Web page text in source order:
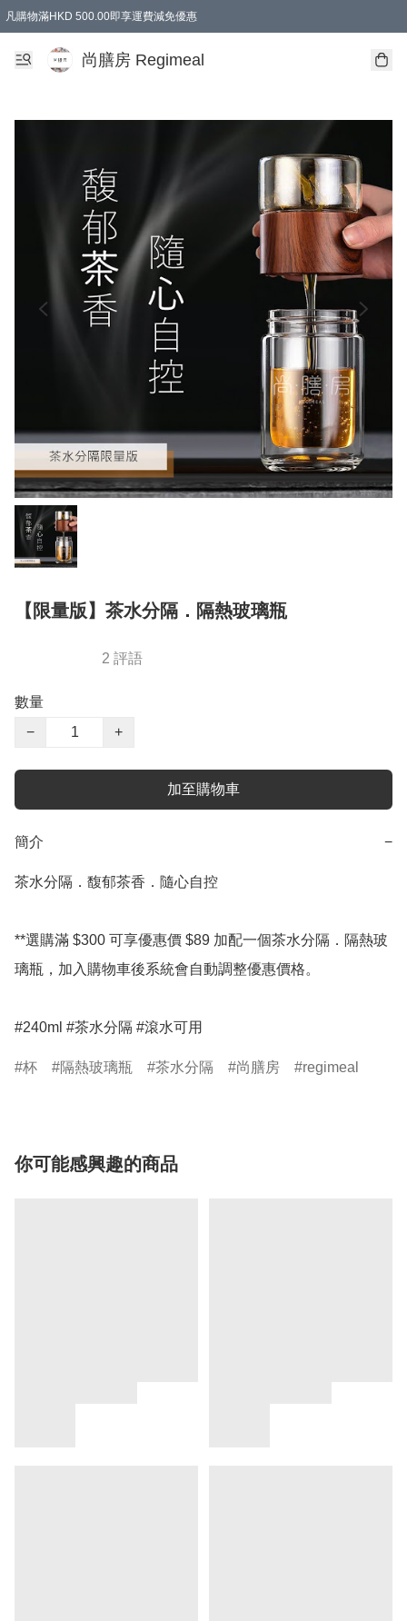
凡購物滿HKD 500.00即享運費減免優惠
尚膳房 Regimeal
【限量版】茶水分隔．隔熱玻璃瓶
2 評語
數量
−
+
加至購物車
簡介 −
茶水分隔．馥郁茶香．隨心自控
**選購滿 $300 可享優惠價 $89 加配一個茶水分隔．隔熱玻
璃瓶，加入購物車後系統會自動調整優惠價格。
#240ml #茶水分隔 #滾水可用
杯 隔熱玻璃瓶 茶水分隔 尚膳房 regimeal
你可能感興趣的商品